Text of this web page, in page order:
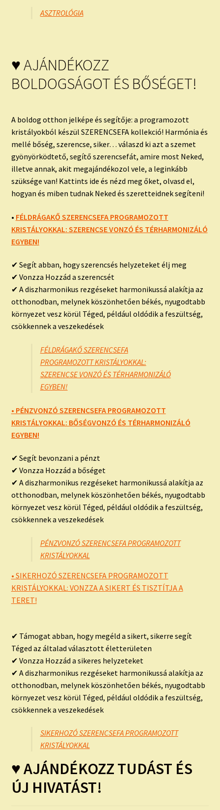
ASZTROLÓGIA
♥ AJÁNDÉKOZZ
BOLDOGSÁGOT ÉS BŐSÉGET!
A boldog otthon jelképe és segítője: a programozott
kristályokból készül SZERENCSEFA kollekció! Harmónia és
mellé bőség, szerencse, siker… válaszd ki azt a szemet
gyönyörködtető, segítő szerencsefát, amire most Neked,
illetve annak, akit megajándékozol vele, a leginkább
szüksége van! Kattints ide és nézd meg őket, olvasd el,
hogyan és miben tudnak Neked és szeretteidnek segíteni!
• FÉLDRÁGAKŐ SZERENCSEFA PROGRAMOZOTT
KRISTÁLYOKKAL: SZERENCSE VONZÓ ÉS TÉRHARMONIZÁLÓ
EGYBEN!
✔ Segít abban, hogy szerencsés helyzeteket élj meg
✔ Vonzza Hozzád a szerencsét
✔ A diszharmonikus rezgéseket harmonikussá alakítja az
otthonodban, melynek köszönhetően békés, nyugodtabb
környezet vesz körül Téged, például oldódik a feszültség,
csökkennek a veszekedések
FÉLDRÁGAKŐ SZERENCSEFA
PROGRAMOZOTT KRISTÁLYOKKAL:
SZERENCSE VONZÓ ÉS TÉRHARMONIZÁLÓ
EGYBEN!
• PÉNZVONZÓ SZERENCSEFA PROGRAMOZOTT
KRISTÁLYOKKAL: BŐSÉGVONZÓ ÉS TÉRHARMONIZÁLÓ
EGYBEN!
✔ Segít bevonzani a pénzt
✔ Vonzza Hozzád a bőséget
✔ A diszharmonikus rezgéseket harmonikussá alakítja az
otthonodban, melynek köszönhetően békés, nyugodtabb
környezet vesz körül Téged, például oldódik a feszültség,
csökkennek a veszekedések
PÉNZVONZÓ SZERENCSEFA PROGRAMOZOTT
KRISTÁLYOKKAL
• SIKERHOZÓ SZERENCSEFA PROGRAMOZOTT
KRISTÁLYOKKAL: VONZZA A SIKERT ÉS TISZTÍTJA A
TERET!
✔ Támogat abban, hogy megéld a sikert, sikerre segít
Téged az általad választott életterületen
✔ Vonzza Hozzád a sikeres helyzeteket
✔ A diszharmonikus rezgéseket harmonikussá alakítja az
otthonodban, melynek köszönhetően békés, nyugodtabb
környezet vesz körül Téged, például oldódik a feszültség,
csökkennek a veszekedések
SIKERHOZÓ SZERENCSEFA PROGRAMOZOTT
KRISTÁLYOKKAL
♥ AJÁNDÉKOZZ TUDÁST ÉS
ÚJ HIVATÁST!